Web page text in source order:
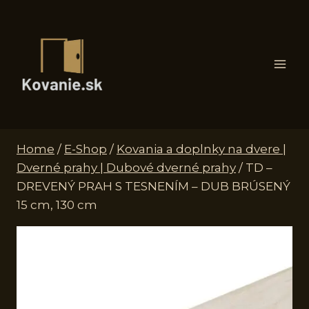
Home / E-Shop / Kovania a doplnky na dvere |
Dverné prahy | Dubové dverné prahy / TD –
DREVENÝ PRAH S TESNENÍM – DUB BRÚSENÝ
15 cm, 130 cm